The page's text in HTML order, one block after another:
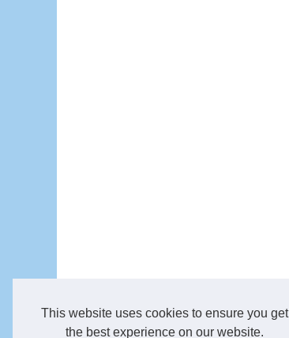
This website uses cookies to ensure you get
the best experience on our website.